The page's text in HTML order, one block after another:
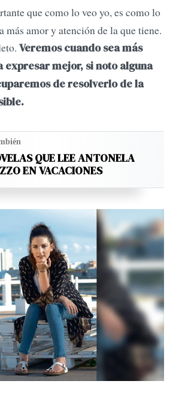
que como lo veo yo, es como lo
más amor y atención de la que tiene.
Veremos cuando sea más
expresar mejor, si noto alguna
de resolverlo de la
QUE LEE ANTONELA
EN VACACIONES